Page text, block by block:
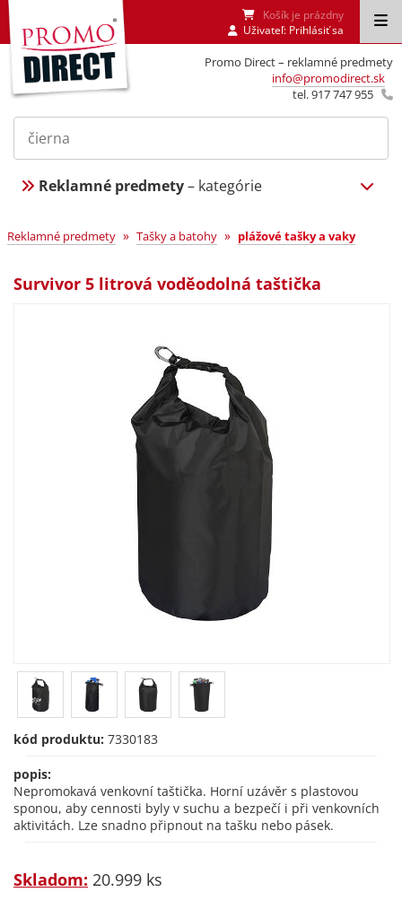
Promo Direct – reklamné predmety
info@promodirect.sk
tel. 917 747 955
Košík je prázdny
Uživateľ: Prihlásiť sa
Reklamné predmety– kategórie
Reklamné predmety » Tašky a batohy » plážové tašky a vaky
Survivor 5 litrová voděodolná taštička
kód produktu: 7330183
popis:
Nepromokavá venkovní taštička. Horní uzávěr s plastovou
sponou, aby cennosti byly v suchu a bezpečí i při venkovních
aktivitách. Lze snadno připnout na tašku nebo pásek.
Skladom: 20.999 ks